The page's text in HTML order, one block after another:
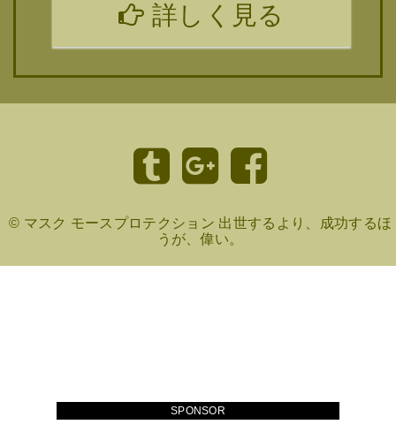
詳しく見る
© マスク モースプロテクション 出世するより、成功するほ
うが、偉い。
SPONSOR